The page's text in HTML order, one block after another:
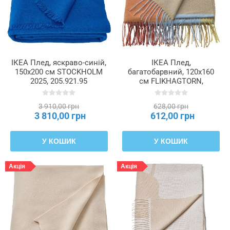
ІКЕА Плед, яскраво-синій,
150x200 см STOCKHOLM
2025, 205.921.95
3 910,00 грн
3 810,00 грн
У КОШИК
ІКЕА Плед,
багатобарвний, 120x160
см FLIKHAGTORN,
506.252.60
628,00 грн
612,00 грн
У КОШИК
Акція Акція